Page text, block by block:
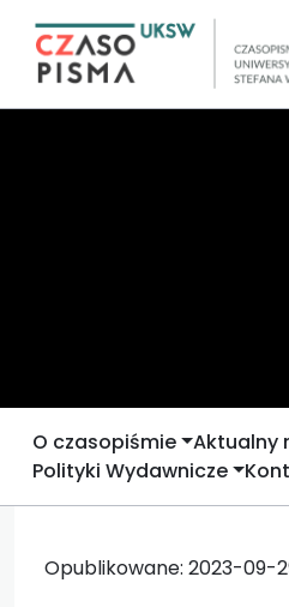
O czasopiśmie Aktualny
Polityki Wydawnicze
Opublikowane: 2023-09-